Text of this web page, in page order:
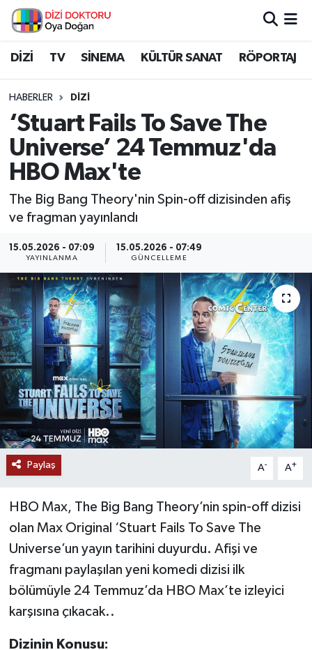
DİZİ TV SİNEMA KÜLTÜR SANAT RÖPORTAJ
HABERLER DİZİ
‘Stuart Fails To Save The
Universe’ 24 Temmuz'da
HBO Max'te
The Big Bang Theory'nin Spin-off dizisinden afiş
ve fragman yayınlandı
15.05.2026 - 07:09
YAYINLANMA
15.05.2026 - 07:49
GÜNCELLEME
Paylaş A- A+
HBO Max, The Big Bang Theory’nin spin-off dizisi
olan Max Original ‘Stuart Fails To Save The
Universe’un yayın tarihini duyurdu. Afişi ve
fragmanı paylaşılan yeni komedi dizisi ilk
bölümüyle 24 Temmuz’da HBO Max’te izleyici
karşısına çıkacak..
Dizinin Konusu:
İstanbul Nöbetçi Eczaneler
İstanbul Namaz Vakitleri
İstanbul Trafik Yoğunluk Haritası
Süper Lig Puan Durumu ve Fikstür
Son Dakika Haberleri
Haber Arşivi